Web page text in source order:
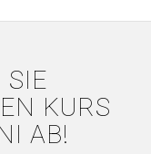
SIE
KURS
AB!